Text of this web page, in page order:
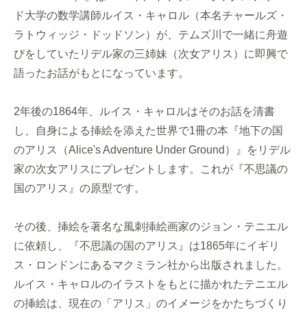
ド大学の数学講師ルイス・キャロル（本名チャールズ・
ラトウィッジ・ドッドソン）が、テムズ川で一緒に舟遊
びをしていたリデル家の三姉妹（次女アリス）に即興で
語ったお話がもとになっています。
2年後の1864年、ルイス・キャロルはそのお話を清書
し、自身による挿絵を添えた世界で1冊の本『地下の国
のアリス（Alice's Adventure Under Ground）』をリデル
家の次女アリスにプレゼントします。これが『不思議の
国のアリス』の原型です。
その後、挿絵を著名な風刺挿絵画家のジョン・テニエル
に依頼し、『不思議の国のアリス』は1865年にイギリ
ス・ロンドンにあるマクミラン社から出版されました。
ルイス・キャロルのイラストをもとに描かれたテニエル
の挿絵は、現在の「アリス」のイメージをかたちづくり